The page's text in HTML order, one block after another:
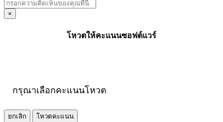
×
โหวตให้คะแนนซอฟต์แวร์
กรุณาเลือกคะแนนโหวต
ยกเลิก
โหวตคะแนน